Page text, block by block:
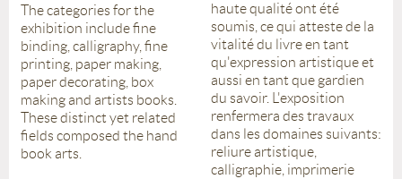
The categories for the
exhibition include fine
binding, calligraphy, fine
printing, paper making,
paper decorating, box
making and artists books.
These distinct yet related
fields composed the hand
book arts.
haute qualité ont été
soumis, ce qui atteste de la
vitalité du livre en tant
qu'expression artistique et
aussi en tant que gardien
du savoir. L'exposition
renfermera des travaux
dans les domaines suivants:
reliure artistique,
calligraphie, imprimerie